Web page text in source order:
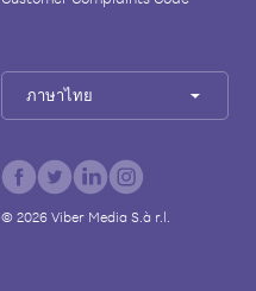
ภาษาไทย
© 2026Viber Media S.à r.l.